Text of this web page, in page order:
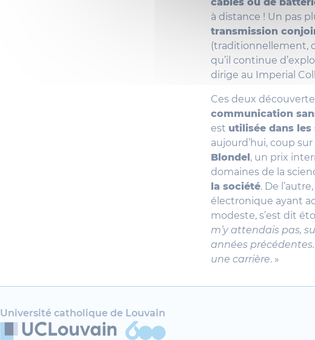
à distance ! Un pas
transmission
(traditionnellement,
qu’il continue
dirige au Imperial
Ces deux
communication
est utilisée dans
aujourd’hui, coup
Blondel, un prix
domaines de la
la société. De
électronique ayant
modeste, s’est dit
m’y attendais pas,
années
une carrière. »
Université catholique de Louvain